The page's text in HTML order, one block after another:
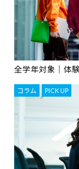
全学年対象｜体
コラム PICK UP